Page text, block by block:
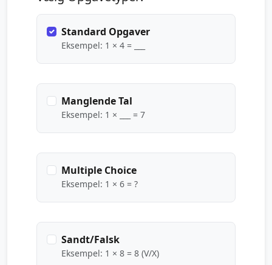
Standard Opgaver
Eksempel: 1 × 4 = ___
Manglende Tal
Eksempel: 1 × ___ = 7
Multiple Choice
Eksempel: 1 × 6 = ?
Sandt/Falsk
Eksempel: 1 × 8 = 8 (V/X)